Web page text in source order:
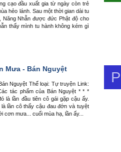
cạo đầu xuất gia từ ngày còn trẻ
hẻo lánh. Sau một thời gian dài tu
Năng Nhẫn được đức Phật độ cho
thấy mình tu hành không kém gì
Mưa - Bán Nguyệt
Nguyệt Thể loại: Tự truyện Link:
tác phẩm của Bán Nguyệt * * *
là lần đầu tiên cô gái gặp cậu ấy.
lần cô thấy cậu đau đớn và tuyệt
cơn mưa... cuối mùa hạ, lần ấy...
P